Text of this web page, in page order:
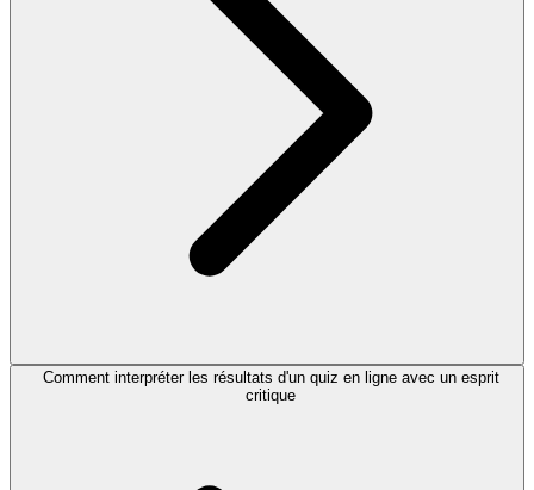
Comment interpréter les résultats d'un quiz en ligne avec un esprit
critique